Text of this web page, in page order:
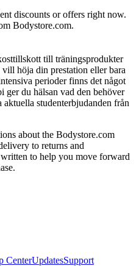
discounts or offers right now.
Bodystore.com.
till träningsprodukter
höja din prestation eller bara
perioder finns det något
ger du hälsan vad den behöver
studenterbjudanden från
about the Bodystore.com
to returns and
to help you move forward
CenterUpdatesSupport